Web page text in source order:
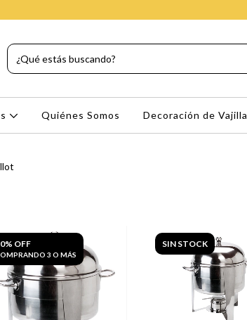
Quiénes Somos Decoración de Vajilla
OFF
3 O MÁS
SIN STOCK